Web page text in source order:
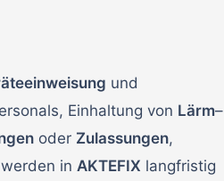
und
Einhaltung von Lärm–
oder Zulassungen,
in AKTEFIX langfristig